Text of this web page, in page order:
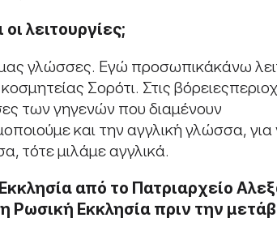
λειτουργίες;
γλώσσες. Εγώ προσωπικάκάνω
Σορότι. Στις
των γηγενών που διαμένουν
και την αγγλική γλώσσα,
τότε μιλάμε αγγλικά.
από το Πατριαρχείο
Ρωσική Εκκλησία πριν την